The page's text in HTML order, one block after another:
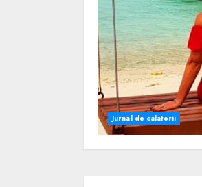
Jurnal de calatorii